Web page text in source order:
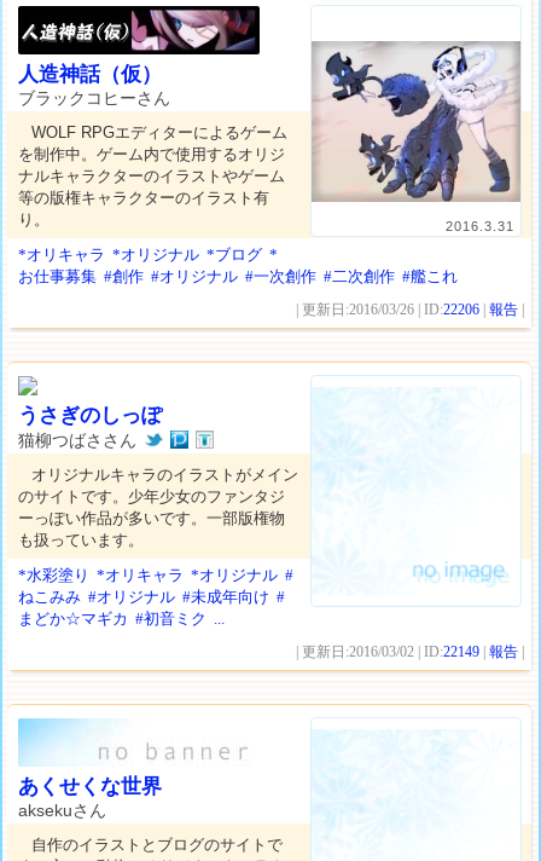
2016.3.31
人造神話（仮）
ブラックコヒーさん
WOLF RPGエディターによるゲーム
を制作中。ゲーム内で使用するオリジ
ナルキャラクターのイラストやゲーム
等の版権キャラクターのイラスト有
り。
*オリキャラ *オリジナル *ブログ *
お仕事募集 #創作 #オリジナル #一次創作 #二次創作 #艦これ
| 更新日:2016/03/26 | ID:22206 |報告
うさぎのしっぽ
猫柳つばささん
オリジナルキャラのイラストがメイン
のサイトです。少年少女のファンタジ
ーっぽい作品が多いです。一部版権物
も扱っています。
*水彩塗り
*オリキャラ *オリジナル #
ねこみみ #オリジナル #未成年向け #
まどか☆マギカ #初音ミク ...
| 更新日:2016/03/02 | ID:22149 |報告
あくせくな世界
aksekuさん
自作のイラストとブログのサイトで